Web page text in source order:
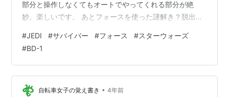
部分と操作しなくてもオートでやってくれる部分が絶
妙。楽しいです。 あとフォースを使った謎解き？脱出ゲ
なく適度に考えてすぐ進める。進めない場合ウロウロし
ていたらヒントも出てくるのでこれも絶妙なバランス 何
といっても「BD-1」がいい。相棒感。ヒントくれたり扉
の開錠から電源供給と多彩。またしゃべらないので音や
しぐさで喜怒哀楽がわかるところがいい。これも絶妙だ
#JEDI #サバイバー #フォース #スターウォーズ
#BD-1
自転車女子の覚え書き • 4年前